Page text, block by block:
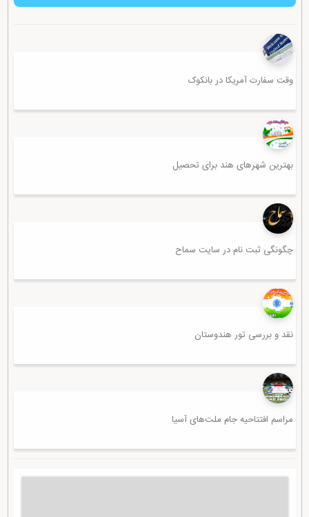
وقت سفارت آمریکا در بانکوک
بهترین شهرهای هند برای تحصیل
چگونگی ثبت نام در سایت سماح
نقد و بررسی تور هندوستان
مراسم افتتاحیه جام ملت‌های آسیا